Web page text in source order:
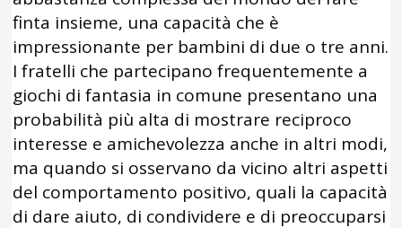
finta insieme, una capacità che è
impressionante per bambini di due o tre anni.
I fratelli che partecipano frequentemente a
giochi di fantasia in comune presentano una
probabilità più alta di mostrare reciproco
interesse e amichevolezza anche in altri modi,
ma quando si osservano da vicino altri aspetti
del comportamento positivo, quali la capacità
di dare aiuto, di condividere e di preoccuparsi